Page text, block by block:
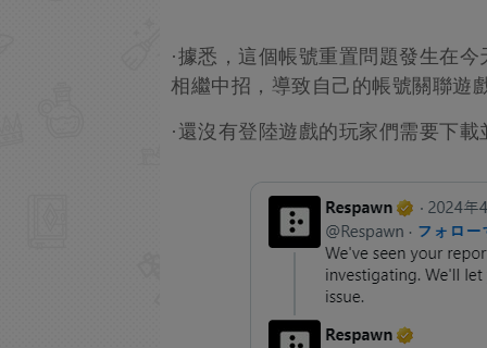
·據悉，這個帳號重置問題發生在
相繼中招，導致自己的帳號關聯遊
·還沒有登陸遊戲的玩家們需要下